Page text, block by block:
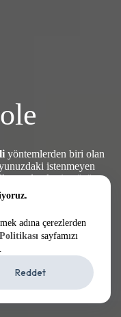
adına çerezlerden
sayfamızı
Reddet
yöntemlerden biri olan
istenmeyen
kesin çözüm